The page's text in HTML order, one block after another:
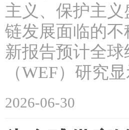
主义、保护主
链发展面临的不
新报告预计全球
（WEF）研究
2026-06-30